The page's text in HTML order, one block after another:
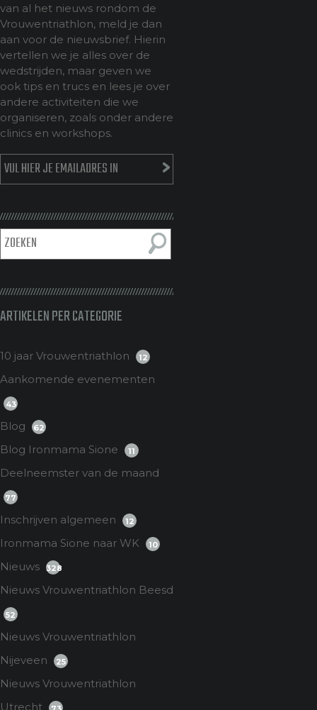
van al het nieuws rondom de
Vrouwentriathlon, meld je dan
aan voor de nieuwsbrief. Hierin
vertellen we je alles over de
wedstrijden, maar geven we
ook tips en trucs en lees je over
andere activiteiten die we
organiseren, zoals onder andere
clinics en workshops.
ARTIKELEN PER CATEGORIE
10 jaar Vrouwentriathlon 12
Aankomende evenementen
43
Blog 62
Blog Ironmama Sione 11
Deelneemster van de maand
77
Inschrijven algemeen 12
Ironmama Sione naar WK 10
Nieuws 328
Nieuws Vrouwentriathlon Beesd
52
Nieuws Vrouwentriathlon
Nijeveen
25
Nieuws Vrouwentriathlon
Utrecht